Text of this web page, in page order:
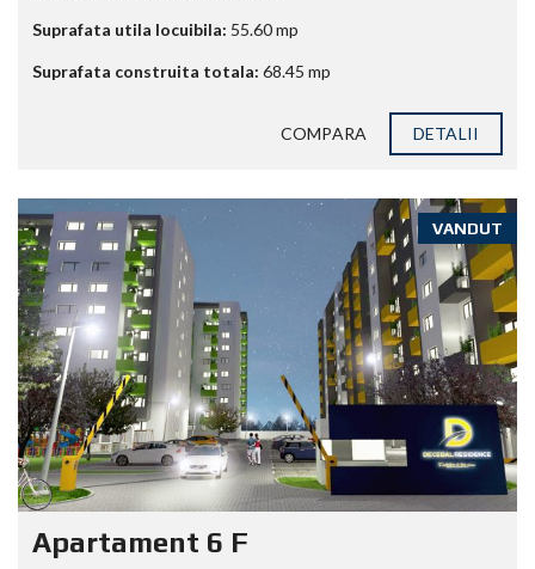
Suprafata utila locuibila: 55.60mp
Suprafata construita totala: 68.45 mp
COMPARA DETALII
VANDUT
Apartament 6 F